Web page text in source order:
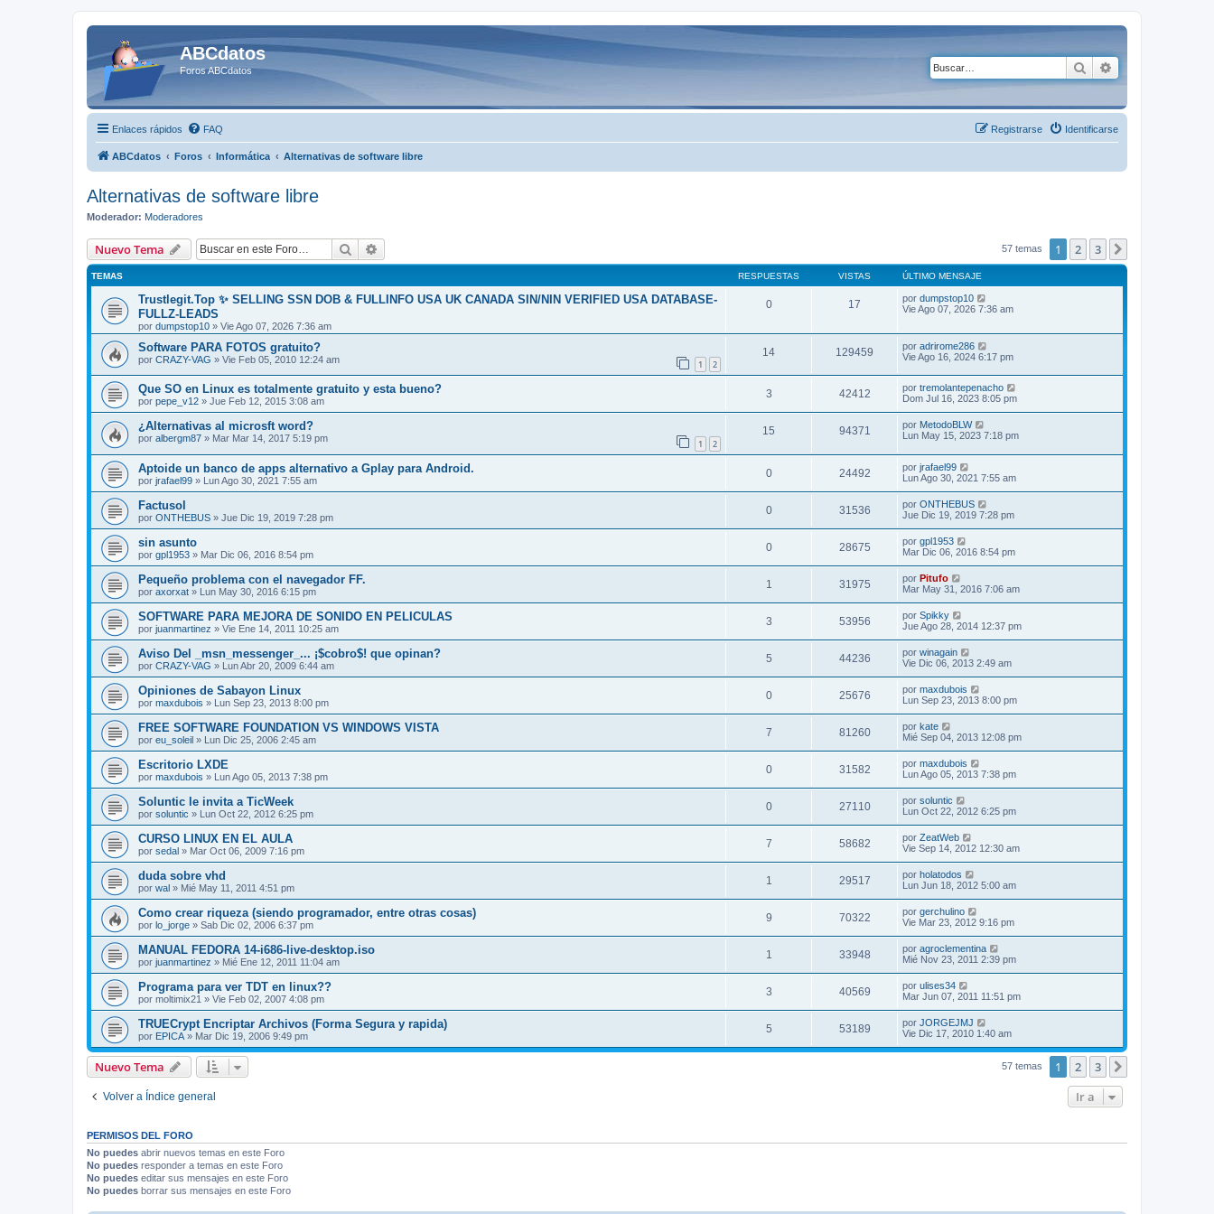
ABCdatos
Foros ABCdatos Buscar
Enlaces rápidos FAQ Identificarse
Registrarse
ABCdatos Foros Informática Alternativas de software libre
Alternativas de software libre
Moderador: Moderadores
Nuevo Tema Buscar 57 temas 1 2 3
TEMAS RESPUESTAS VISTAS ÚLTIMO MENSAJE
Trustlegit.Top ✨ SELLING SSN DOB & FULLINFO USA UK CANADA SIN/NIN VERIFIED USA DATABASE-
FULLZ-LEADS
por dumpstop10 » Vie Ago 07, 2026 7:36 am
0 17 por dumpstop10
Vie Ago 07, 2026 7:36 am
Software PARA FOTOS gratuito?
por CRAZY-VAG » Vie Feb 05, 2010 12:24 am 1 2
14 129459 por adrirome286
Vie Ago 16, 2024 6:17 pm
Que SO en Linux es totalmente gratuito y esta bueno?
por pepe_v12 » Jue Feb 12, 2015 3:08 am
3 42412 por tremolantepenacho
Dom Jul 16, 2023 8:05 pm
¿Alternativas al microsft word?
por albergm87 » Mar Mar 14, 2017 5:19 pm 1 2
15 94371 por MetodoBLW
Lun May 15, 2023 7:18 pm
Aptoide un banco de apps alternativo a Gplay para Android.
por jrafael99 » Lun Ago 30, 2021 7:55 am
0 24492 por jrafael99
Lun Ago 30, 2021 7:55 am
Factusol
por ONTHEBUS » Jue Dic 19, 2019 7:28 pm
0 31536 por ONTHEBUS
Jue Dic 19, 2019 7:28 pm
sin asunto
por gpl1953 » Mar Dic 06, 2016 8:54 pm
0 28675 por gpl1953
Mar Dic 06, 2016 8:54 pm
Pequeño problema con el navegador FF.
por axorxat » Lun May 30, 2016 6:15 pm
1 31975 por Pitufo
Mar May 31, 2016 7:06 am
SOFTWARE PARA MEJORA DE SONIDO EN PELICULAS
por juanmartinez » Vie Ene 14, 2011 10:25 am
3 53956 por Spikky
Jue Ago 28, 2014 12:37 pm
Aviso Del _msn_messenger_... ¡$cobro$! que opinan?
por CRAZY-VAG » Lun Abr 20, 2009 6:44 am
5 44236 por winagain
Vie Dic 06, 2013 2:49 am
Opiniones de Sabayon Linux
por maxdubois » Lun Sep 23, 2013 8:00 pm
0 25676 por maxdubois
Lun Sep 23, 2013 8:00 pm
FREE SOFTWARE FOUNDATION VS WINDOWS VISTA
por eu_soleil » Lun Dic 25, 2006 2:45 am
7 81260 por kate
Mié Sep 04, 2013 12:08 pm
Escritorio LXDE
por maxdubois » Lun Ago 05, 2013 7:38 pm
0 31582 por maxdubois
Lun Ago 05, 2013 7:38 pm
Soluntic le invita a TicWeek
por soluntic » Lun Oct 22, 2012 6:25 pm
0 27110 por soluntic
Lun Oct 22, 2012 6:25 pm
CURSO LINUX EN EL AULA
por sedal » Mar Oct 06, 2009 7:16 pm
7 58682 por ZeatWeb
Vie Sep 14, 2012 12:30 am
duda sobre vhd
por wal » Mié May 11, 2011 4:51 pm
1 29517 por holatodos
Lun Jun 18, 2012 5:00 am
Como crear riqueza (siendo programador, entre otras cosas)
por lo_jorge » Sab Dic 02, 2006 6:37 pm
9 70322 por gerchulino
Vie Mar 23, 2012 9:16 pm
MANUAL FEDORA 14-i686-live-desktop.iso
por juanmartinez » Mié Ene 12, 2011 11:04 am
1 33948 por agroclementina
Mié Nov 23, 2011 2:39 pm
Programa para ver TDT en linux??
por moltimix21 » Vie Feb 02, 2007 4:08 pm
3 40569 por ulises34
Mar Jun 07, 2011 11:51 pm
TRUECrypt Encriptar Archivos (Forma Segura y rapida)
por EPICA » Mar Dic 19, 2006 9:49 pm
5 53189 por JORGEJMJ
Vie Dic 17, 2010 1:40 am
Nuevo Tema 57 temas 1 2 3
Volver a Índice general Ir a
PERMISOS DEL FORO
No puedes abrir nuevos temas en este Foro
No puedes responder a temas en este Foro
No puedes editar sus mensajes en este Foro
No puedes borrar sus mensajes en este Foro